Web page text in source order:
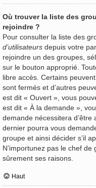
Où trouver la liste des
rejoindre ?
Pour consulter la liste des
d’utilisateurs depuis votre
rejoindre un des groupes,
sur le bouton approprié.
libre accès. Certains
sont fermés et d’autres
est dit « Ouvert », vous
est dit « À la demande »,
demande nécessitera
dernier pourra vous
groupe et ainsi décider s’il
N’importunez pas le chef
sûrement ses raisons.
Haut